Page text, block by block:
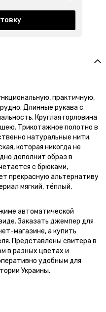
практичную,
Длинные рукава с
Круглая горловина
Трикотажное полотно в
натуральные нити.
которая никогда не
дополнит образ в
с брюками,
прекрасную альтернативу
мягкий, тёплый,
автоматической
Заказать джемпер для
магазине, а купить
Представлены свитера в
в разных цветах и
удобным для
Украины.